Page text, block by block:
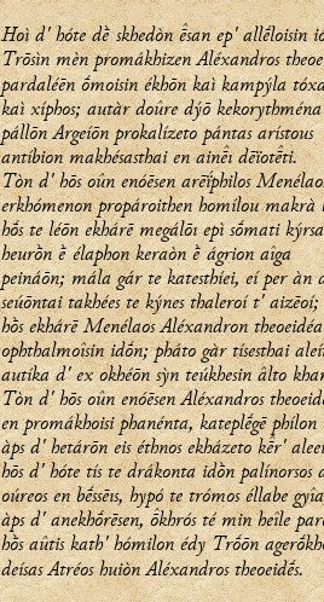
Hoì d' hóte dḕ skhedòn san ep' allḗloisin
Trōsìn mèn promákhizen Aléxandros
pardaléēn ṓmoisin ékhōn kaì kampýla
kaì xíphos; autàr doûre dýō kekorythména
pállōn Argeíōn prokalízeto pántas arístous
antíbion makhésasthai en ainı dēïotti.
Tòn d' hōs oûn enóēsen arēḯphilos
erkhómenon propároithen homílou makrà
hṓs te léōn ekhárē megálōı epì sṓmati
heurṑn ḕ élaphon keraòn ḕ ágrion aîga
peináōn; mála gár te katesthíei, eí per àn
seúōntai takhées te kýnes thaleroí t' aizēoí;
hṑs ekhárē Menélaos Aléxandron theoeidéa
ophthalmoîsin idṓn; pháto gàr tísesthai
autíka d' ex okhéōn sỳn teúkhesin âlto
Tòn d' hōs oûn enóēsen Aléxandros
en promákhoisi phanénta, kateplḗgē phílon
àps d' hetárōn eis éthnos ekházeto kr'
hōs d' hóte tís te drákonta idṑn palínorsos
oúreos en bḗssēıs, hypó te trómos éllabe
àps d' anekhṓrēsen, khrós té min heîle
hṑs aûtis kath' hómilon édy Trṓōn
deísas Atréos huiòn Aléxandros theoeidḗs.